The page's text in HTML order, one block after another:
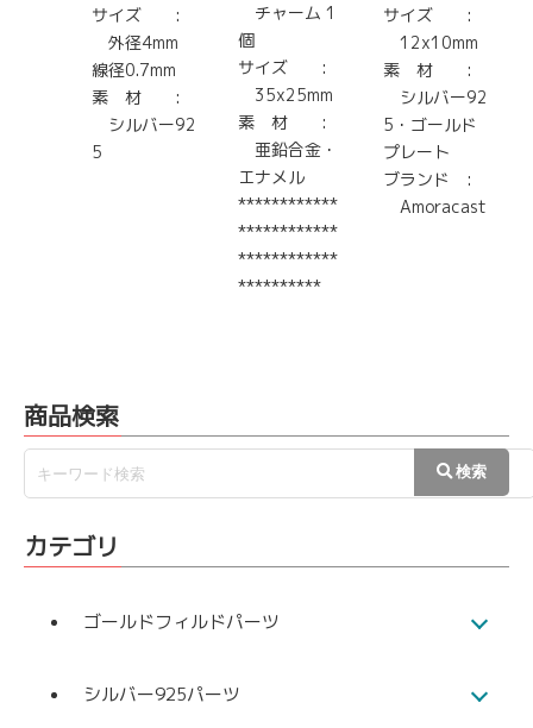
サイズ :
外径4mm
線径0.7mm
素 材 :
シルバー92
5
チャーム 1
個
サイズ :
35x25mm
素 材 :
亜鉛合金・
エナメル
************
************
************
**********
サイズ :
12x10mm
素 材 :
シルバー92
5・ゴールド
プレート
ブランド :
Amoracast
商品検索
カテゴリ
ゴールドフィルドパーツ
シルバー925パーツ